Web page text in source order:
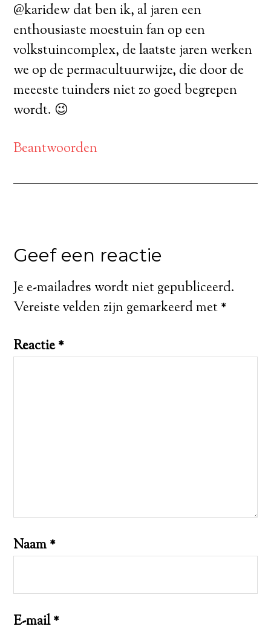
@karidew dat ben ik, al jaren een
enthousiaste moestuin fan op een
volkstuincomplex, de laatste jaren werken
we op de permacultuurwijze, die door de
meeeste tuinders niet zo goed begrepen
wordt. 😉
Beantwoorden
Geef een reactie
Je e-mailadres wordt niet gepubliceerd.
Vereiste velden zijn gemarkeerd met*
Reactie*
Naam*
E-mail*